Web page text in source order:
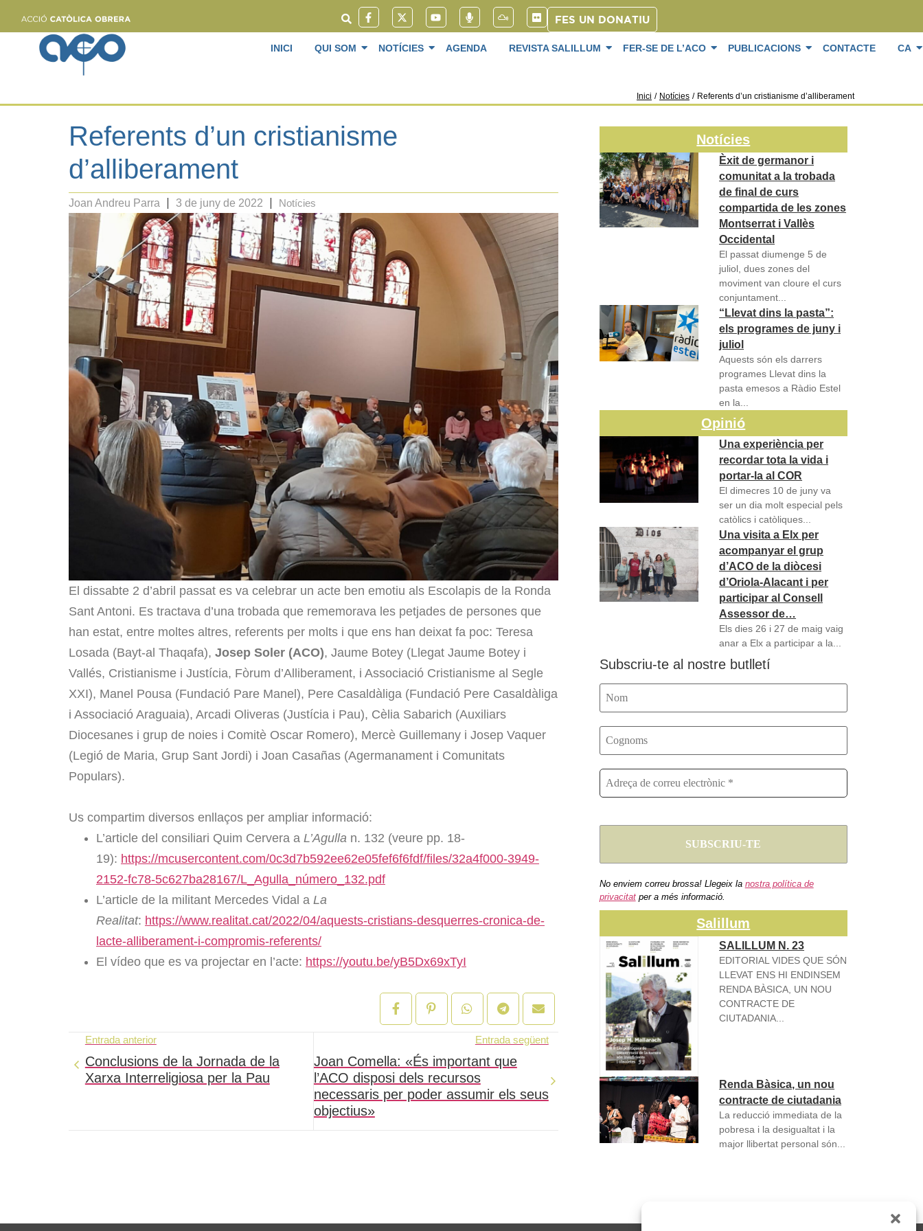
FES UN DONATIU
INICI QUI SOM NOTÍCIES AGENDA REVISTA SALILLUM FER-SE DE L’ACO PUBLICACIONS CONTACTE CA
Inici / Notícies / Referents d’un cristianisme d’alliberament
Referents d’un cristianisme
d’alliberament
Joan Andreu Parra 3 de juny de 2022 Notícies
El dissabte 2 d’abril passat es va celebrar un acte ben emotiu als Escolapis de la Ronda
Sant Antoni. Es tractava d’una trobada que rememorava les petjades de persones que
han estat, entre moltes altres, referents per molts i que ens han deixat fa poc: Teresa
Losada (Bayt-al Thaqafa), Josep Soler (ACO), Jaume Botey (Llegat Jaume Botey i
Vallés, Cristianisme i Justícia, Fòrum d’Alliberament, i Associació Cristianisme al Segle
XXI), Manel Pousa (Fundació Pare Manel), Pere Casaldàliga (Fundació Pere Casaldàliga
i Associació Araguaia), Arcadi Oliveras (Justícia i Pau), Cèlia Sabarich (Auxiliars
Diocesanes i grup de noies i Comitè Oscar Romero), Mercè Guillemany i Josep Vaquer
(Legió de Maria, Grup Sant Jordi) i Joan Casañas (Agermanament i Comunitats
Populars).
Us compartim diversos enllaços per ampliar informació:
L’article del consiliari Quim Cervera a L’Agulla n. 132 (veure pp. 18-
19): https://mcusercontent.com/0c3d7b592ee62e05fef6f6fdf/files/32a4f000-3949-
2152-fc78-5c627ba28167/L_Agulla_número_132.pdf
L’article de la militant Mercedes Vidal a La
Realitat: https://www.realitat.cat/2022/04/aquests-cristians-desquerres-cronica-de-
lacte-alliberament-i-compromis-referents/
El vídeo que es va projectar en l’acte: https://youtu.be/yB5Dx69xTyI
Entrada anterior
Conclusions de la Jornada de la
Xarxa Interreligiosa per la Pau
Entrada següent
Joan Comella: «És important que
l’ACO disposi dels recursos
necessaris per poder assumir els seus
objectius»
Notícies
Èxit de germanor i
comunitat a la trobada
de final de curs
compartida de les zones
Montserrat i Vallès
Occidental
El passat diumenge 5 de
juliol, dues zones del
moviment van cloure el curs
conjuntament...
“Llevat dins la pasta”:
els programes de juny i
juliol
Aquests són els darrers
programes Llevat dins la
pasta emesos a Ràdio Estel
en la...
Opinió
Una experiència per
recordar tota la vida i
portar-la al COR
El dimecres 10 de juny va
ser un dia molt especial pels
catòlics i catòliques...
Una visita a Elx per
acompanyar el grup
d’ACO de la diòcesi
d’Oriola-Alacant i per
participar al Consell
Assessor de…
Els dies 26 i 27 de maig vaig
anar a Elx a participar a la...
Subscriu-te al nostre butlletí
No enviem correu brossa! Llegeix la nostra política de
privacitatper a més informació.
Salillum
SALILLUM N. 23
EDITORIAL VIDES QUE SÓN
LLEVAT ENS HI ENDINSEM
RENDA BÀSICA, UN NOU
CONTRACTE DE
CIUTADANIA...
Renda Bàsica, un nou
contracte de ciutadania
La reducció immediata de la
pobresa i la desigualtat i la
major llibertat personal són...